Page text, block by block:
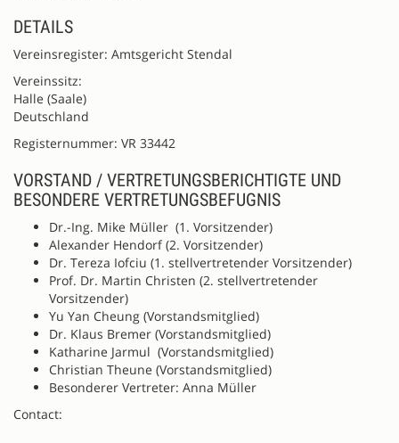
DETAILS
Vereinsregister: Amtsgericht Stendal
Vereinssitz:
Halle (Saale)
Deutschland
Registernummer: VR 33442
VORSTAND / VERTRETUNGSBERICHTIGTE UND
BESONDERE VERTRETUNGSBEFUGNIS
Dr.-Ing. Mike Müller (1. Vorsitzender)
Alexander Hendorf (2. Vorsitzender)
Dr. Tereza Iofciu (1. stellvertretender Vorsitzender)
Prof. Dr. Martin Christen (2. stellvertretender
Vorsitzender)
Yu Yan Cheung (Vorstandsmitglied)
Dr. Klaus Bremer (Vorstandsmitglied)
Katharine Jarmul (Vorstandsmitglied)
Christian Theune (Vorstandsmitglied)
Besonderer Vertreter: Anna Müller
Contact: